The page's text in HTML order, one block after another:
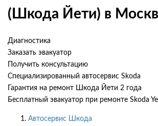
(Шкода Йети) в
Диагностика
Заказать эвакуатор
Получить консультацию
Специализированный автосервис Skoda
Гарантия на ремонт Шкода Йети 2 года
Бесплатный эвакуатор при ремонте Skoda
Автосервис Шкода